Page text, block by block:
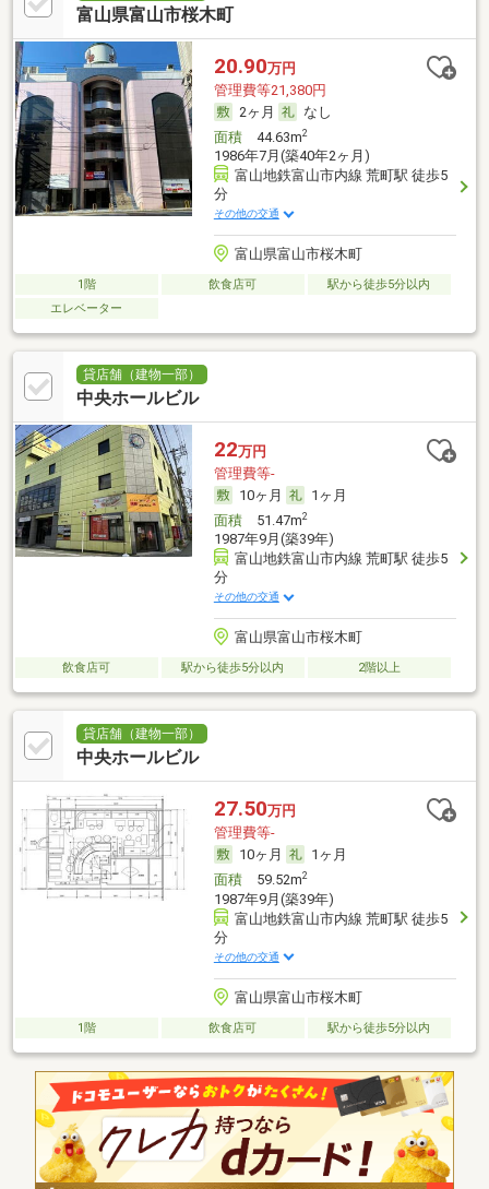
富山県富山市桜木町
20.90万円
管理費等21,380円
2ヶ月
なし
面積44.63m2
1986年7月(築40年2ヶ月)
富山地鉄富山市内線 荒町駅 徒歩5
分
その他の交通
富山県富山市桜木町
1階 飲食店可
駅から徒歩5分以内
エレベーター
貸店舗（建物一部）
中央ホールビル
22万円
管理費等-
10ヶ月
1ヶ月
面積51.47m2
1987年9月(築39年)
富山地鉄富山市内線 荒町駅 徒歩5
分
その他の交通
富山県富山市桜木町
飲食店可 駅から徒歩5分以内 2階以上
貸店舗（建物一部）
中央ホールビル
27.50万円
管理費等-
10ヶ月
1ヶ月
面積59.52m2
1987年9月(築39年)
富山地鉄富山市内線 荒町駅 徒歩5
分
その他の交通
富山県富山市桜木町
1階 飲食店可 駅から徒歩5分以内